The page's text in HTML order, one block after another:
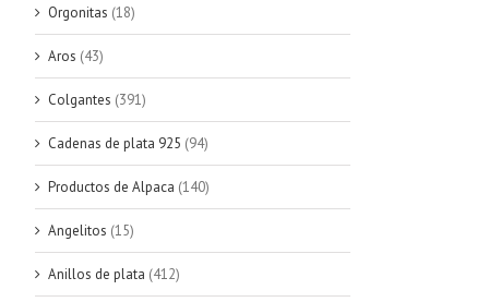
Orgonitas (18)
Aros (43)
Colgantes (391)
Cadenas de plata 925 (94)
Productos de Alpaca (140)
Angelitos (15)
Anillos de plata (412)